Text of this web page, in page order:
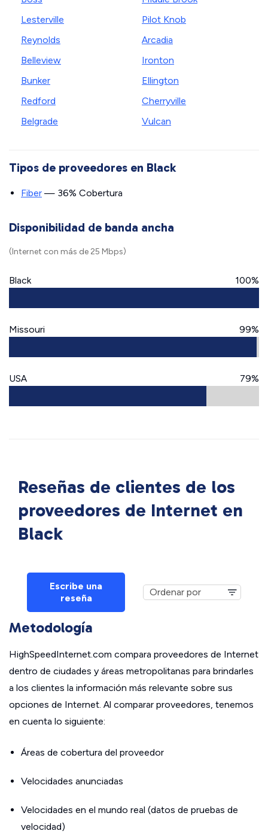
Lesterville
Reynolds
Belleview
Bunker
Redford
Belgrade
Pilot Knob
Arcadia
Ironton
Ellington
Cherryville
Vulcan
Tipos de proveedores en Black
Fiber — 36% Cobertura
Disponibilidad de banda ancha
(Internet con más de 25 Mbps)
Black 100%
Missouri 99%
USA 79%
Reseñas de clientes de los
proveedores de Internet en
Black
Escribe una
reseña
Metodología
HighSpeedInternet.com compara proveedores de Internet
dentro de ciudades y áreas metropolitanas para brindarles
a los clientes la información más relevante sobre sus
opciones de Internet. Al comparar proveedores, tenemos
en cuenta lo siguiente:
Áreas de cobertura del proveedor
Velocidades anunciadas
Velocidades en el mundo real (datos de pruebas de
velocidad)